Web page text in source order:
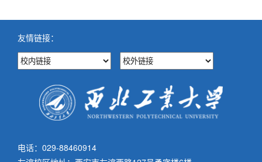
友情链接：
电话：029-88460914